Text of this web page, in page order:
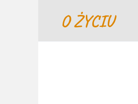
O ŻYCIU